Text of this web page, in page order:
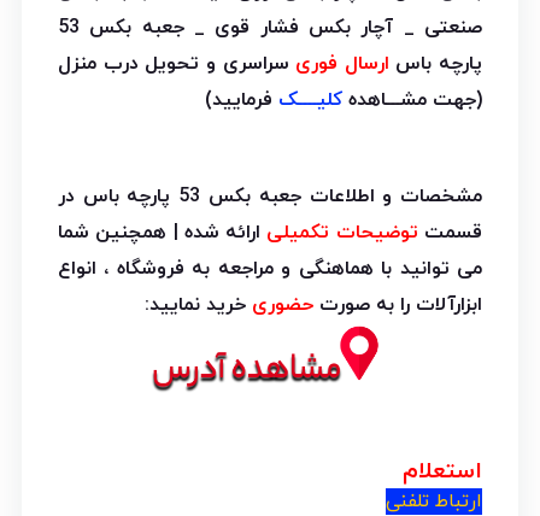
صنعتی _ آچار بکس فشار قوی _ جعبه بکس 53
پارچه باس ارسال فوری سراسری و تحویل درب منزل
(جهت مشـــاهده کلیــــک فرمایید)
مشخصات و اطلاعات جعبه بکس 53 پارچه باس در
قسمت توضیحات تکمیلی ارائه شده | همچنین شما
می توانید با هماهنگی و مراجعه به فروشگاه ، انواع
ابزارآلات را به صورت حضوری خرید نمایید:
استعلام
ارتباط تلفنی